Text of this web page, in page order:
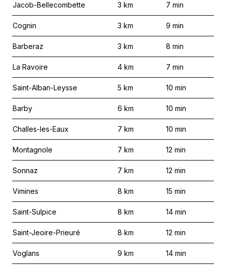
Jacob-Bellecombette 3 km 7 min
Cognin 3 km 9 min
Barberaz 3 km 8 min
La Ravoire 4 km 7 min
Saint-Alban-Leysse 5 km 10 min
Barby 6 km 10 min
Challes-les-Eaux 7 km 10 min
Montagnole 7 km 12 min
Sonnaz 7 km 12 min
Vimines 8 km 15 min
Saint-Sulpice 8 km 14 min
Saint-Jeoire-Prieuré 8 km 12 min
Voglans 9 km 14 min